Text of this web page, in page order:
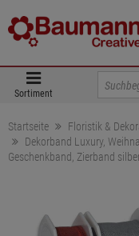
Sortiment
Startseite Floristik &
Dekorband Luxury,
Geschenkband, Zierband